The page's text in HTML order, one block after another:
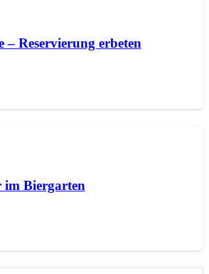
– Reservierung erbeten
Biergarten